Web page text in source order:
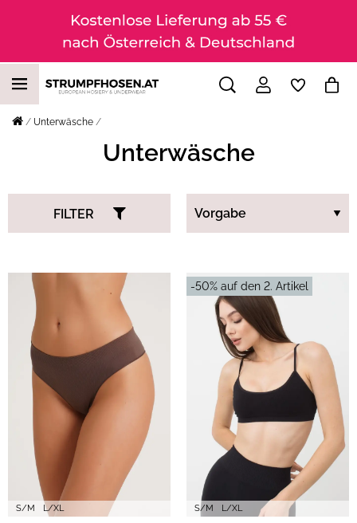
Unterwäsche
Unterwäsche
FILTER
S/M L/XL S/M L/XL
-50% auf den 2. Artikel